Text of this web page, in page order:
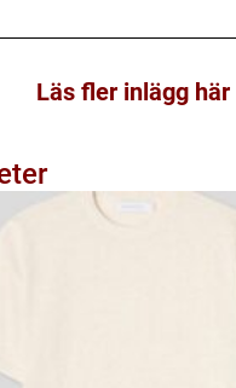
Läs fler inlägg här